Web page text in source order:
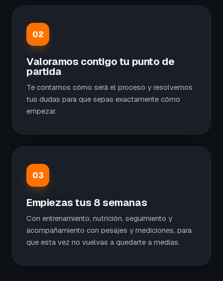
02
Valoramos contigo tu punto de
partida
Te contamos cómo será el proceso y resolvemos
tus dudas para que sepas exactamente cómo
empezar.
03
Empiezas tus 8 semanas
Con entrenamiento, nutrición, seguimiento y
acompañamiento con pesajes y mediciones, para
que esta vez no vuelvas a quedarte a medias.